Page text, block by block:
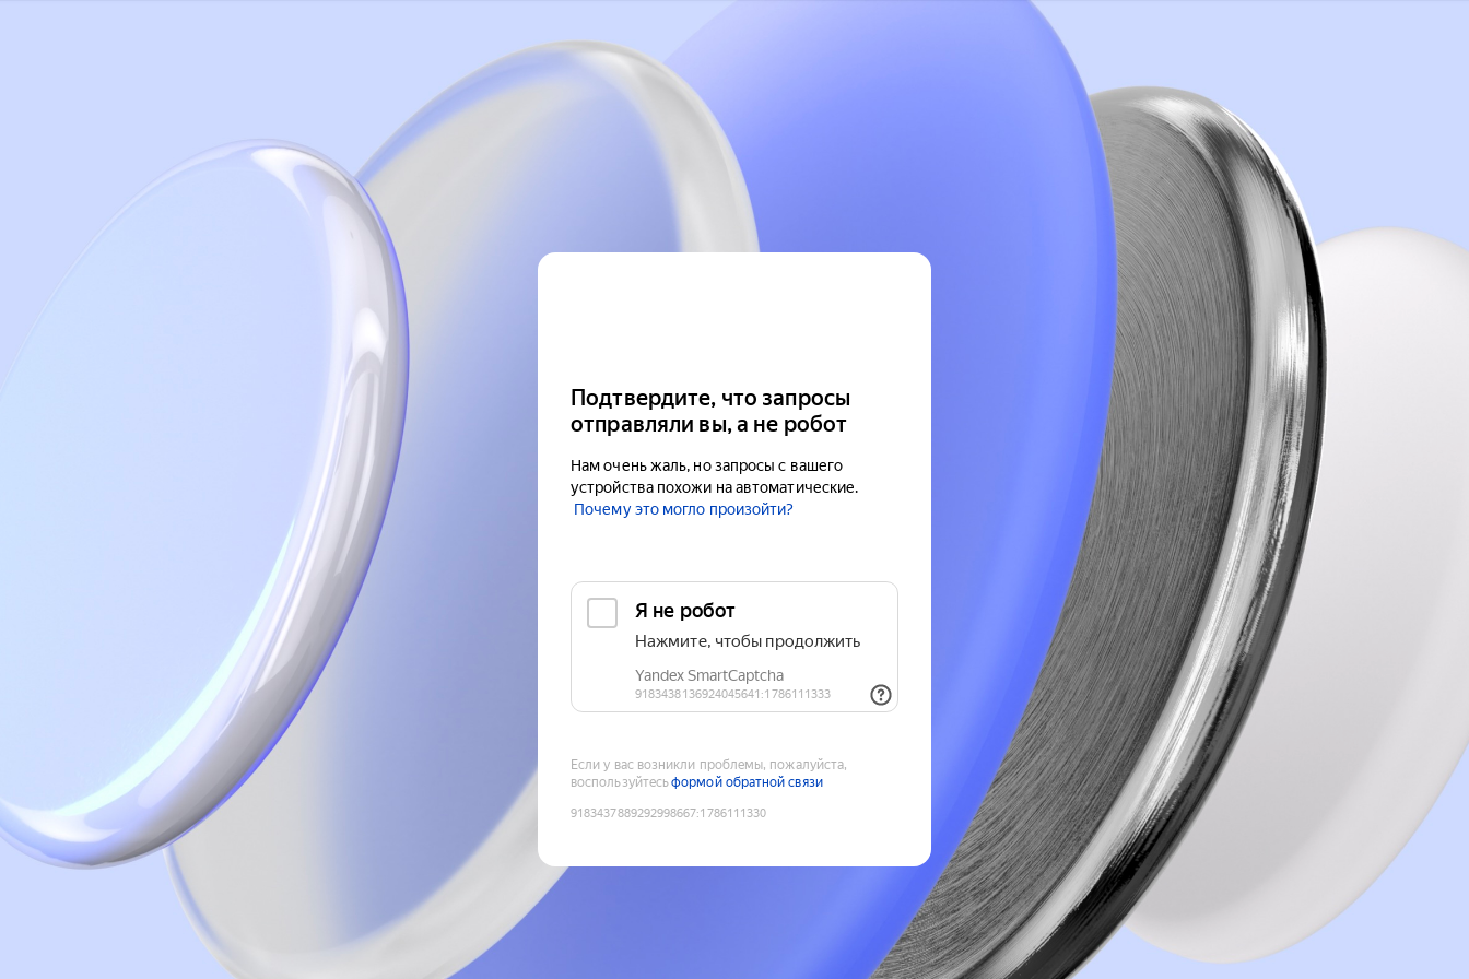
Подтвердите, что запросы
отправляли вы, а не робот
Нам очень жаль, но запросы с вашего
устройства похожи на автоматические.
Почему это могло произойти?
Если у вас возникли проблемы, пожалуйста,
воспользуйтесьформой обратной связи
9183437889292998667:1786111330